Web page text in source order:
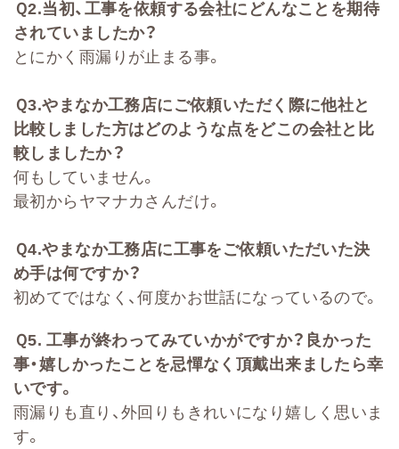
Ｑ2.当初、工事を依頼する会社にどんなことを期待
されていましたか？
とにかく雨漏りが止まる事。
Ｑ3.やまなか工務店にご依頼いただく際に他社と
比較しました方はどのような点をどこの会社と比
較しましたか？
何もしていません。
最初からヤマナカさんだけ。
Ｑ4.やまなか工務店に工事をご依頼いただいた決
め手は何ですか？
初めてではなく、何度かお世話になっているので。
Ｑ5. 工事が終わってみていかがですか？良かった
事・嬉しかったことを忌憚なく頂戴出来ましたら幸
いです。
雨漏りも直り、外回りもきれいになり嬉しく思いま
す。